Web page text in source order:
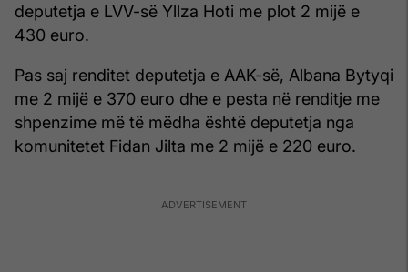
deputetja e LVV-së Yllza Hoti me plot 2 mijë e
430 euro.
Pas saj renditet deputetja e AAK-së, Albana Bytyqi
me 2 mijë e 370 euro dhe e pesta në renditje me
shpenzime më të mëdha është deputetja nga
komunitetet Fidan Jilta me 2 mijë e 220 euro.